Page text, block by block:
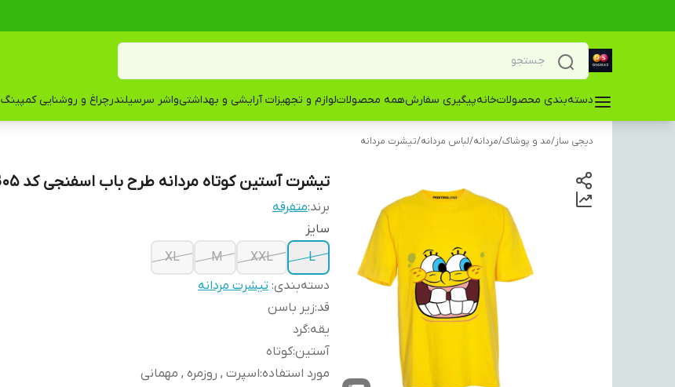
دسته‌بندی محصولاتخانهپیگیری سفارشهمه محصولاتلوازم و تجهیزات آرایشی و بهداشتیواشر سرسیلندرچراغ و روشنایی کمپینگ
دیجی ساز/مد و پوشاک/مردانه/لباس مردانه/تیشرت مردانه
تیشرت آستین کوتاه مردانه طرح باب اسفنجی کد B05
برند:متفرقه
سایز
L
XXL
M
XL
دسته‌بندی: تیشرت مردانه
قد:زیر باسن
یقه:گرد
آستین:کوتاه
مورد استفاده:اسپرت , روزمره , مهمانی